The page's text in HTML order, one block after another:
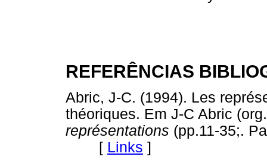
REFERÊNCIAS
Abric, J-C. (1994). Les
théoriques. Em J-C Abric
représentations (pp.11-35;.
[ Links ]